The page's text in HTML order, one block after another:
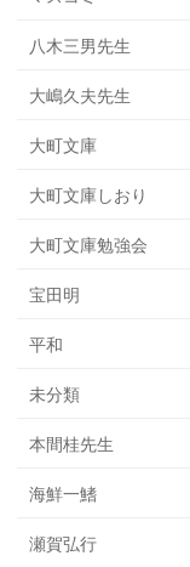
八木三男先生
大嶋久夫先生
大町文庫
大町文庫しおり
大町文庫勉強会
宝田明
平和
未分類
本間桂先生
海鮮一鰭
瀬賀弘行